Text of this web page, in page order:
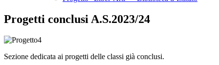
Progetti conclusi A.S.2023/24
Sezione dedicata ai progetti delle classi già conclusi.